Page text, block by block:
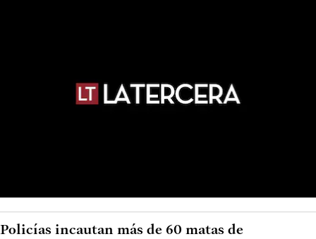
Policías incautan más de 60 matas de